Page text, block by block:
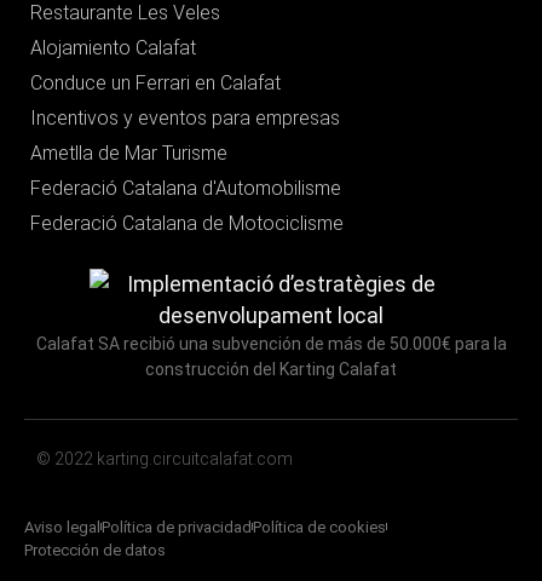
Restaurante Les Veles
Alojamiento Calafat
Conduce un Ferrari en Calafat
Incentivos y eventos para empresas
Ametlla de Mar Turisme
Federació Catalana d'Automobilisme
Federació Catalana de Motociclisme
Calafat SA recibió una subvención de más de 50.000€ para la
construcción del Karting Calafat
© 2022 karting.circuitcalafat.com
Aviso legal Política de privacidad Política de cookies
Protección de datos